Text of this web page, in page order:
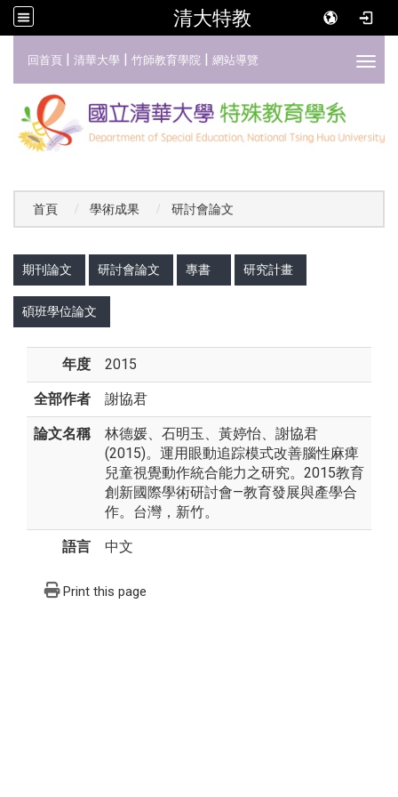
清大特教
回首頁 | 清華大學 | 竹師教育學院 | 網站導覽
首頁 學術成果 研討會論文
期刊論文 研討會論文 專書 研究計畫
碩班學位論文
年度 2015
全部作者 謝協君
論文名稱
林德媛、石明玉、黃婷怡、謝協君
(2015)。運用眼動追踪模式改善腦性麻痺
兒童視覺動作統合能力之研究。2015教育
創新國際學術研討會—教育發展與產學合
作。台灣，新竹。
語言 中文
Print this page